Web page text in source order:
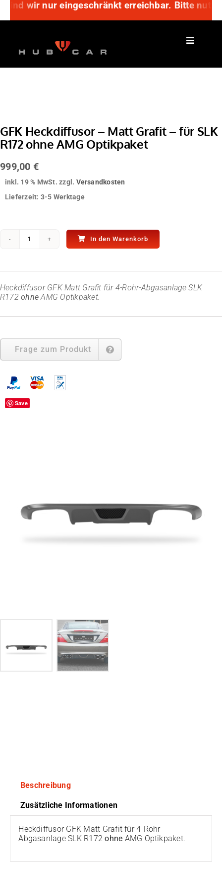
Zum
springen
wir nur eingeschränkt erreichbar. Bitte
Save
GFK Heckdiffusor – Matt Grafit – für SLK
R172 ohne AMG Optikpaket
999,00 €
inkl. 19 % MwSt. zzgl. Versandkosten
Lieferzeit: 3-5 Werktage
GFK
Matt
-
für
R172
AMG
Optikpaket
In den Warenkorb
Heckdiffusor GFK Matt Grafit für 4-Rohr-Abgasanlage SLK
R172ohne AMG Optikpaket.
Frage zum Produkt
Beschreibung
Zusätzliche Informationen
Heckdiffusor GFK Matt Grafit für 4-Rohr-
Abgasanlage SLK R172ohne AMG Optikpaket.